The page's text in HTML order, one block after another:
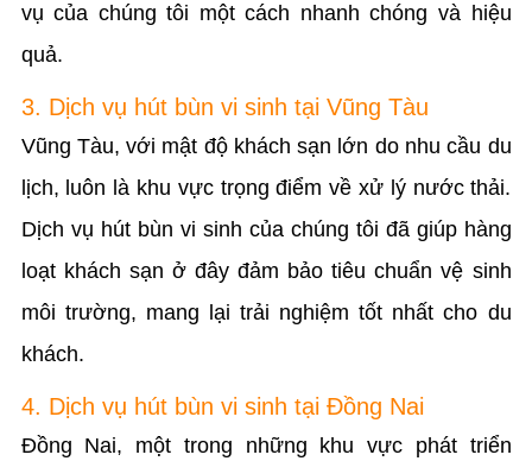
vụ của chúng tôi một cách nhanh chóng và hiệu
quả.
3. Dịch vụ hút bùn vi sinh tại Vũng Tàu
Vũng Tàu, với mật độ khách sạn lớn do nhu cầu du
lịch, luôn là khu vực trọng điểm về xử lý nước thải.
Dịch vụ hút bùn vi sinh của chúng tôi đã giúp hàng
loạt khách sạn ở đây đảm bảo tiêu chuẩn vệ sinh
môi trường, mang lại trải nghiệm tốt nhất cho du
khách.
4. Dịch vụ hút bùn vi sinh tại Đồng Nai
Đồng Nai, một trong những khu vực phát triển